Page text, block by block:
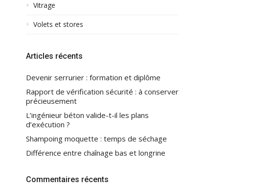
Vitrage
Volets et stores
Articles récents
Devenir serrurier : formation et diplôme
Rapport de vérification sécurité : à conserver
précieusement
L’ingénieur béton valide-t-il les plans
d’exécution ?
Shampoing moquette : temps de séchage
Différence entre chaînage bas et longrine
Commentaires récents